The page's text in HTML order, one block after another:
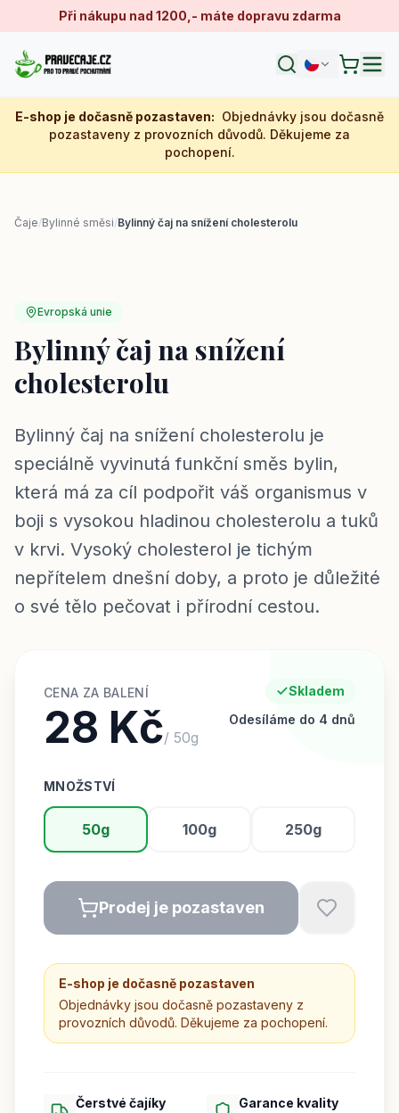
Při nákupu nad 1200,- máte dopravu zdarma
E-shop je dočasně pozastaven: Objednávky jsou dočasně
pozastaveny z provozních důvodů. Děkujeme za
pochopení.
Čaje/Bylinné směsi/Bylinný čaj na snížení cholesterolu
Evropská unie
Bylinný čaj na snížení
cholesterolu
Bylinný čaj na snížení cholesterolu je
speciálně vyvinutá funkční směs bylin,
která má za cíl podpořit váš organismus v
boji s vysokou hladinou cholesterolu a tuků
v krvi. Vysoký cholesterol je tichým
nepřítelem dnešní doby, a proto je důležité
o své tělo pečovat i přírodní cestou.
CENA ZA BALENÍ
28 Kč/ 50g
Skladem
Odesíláme do 4 dnů
MNOŽSTVÍ
50g 100g 250g
Prodej je pozastaven
E-shop je dočasně pozastaven
Objednávky jsou dočasně pozastaveny z
provozních důvodů. Děkujeme za pochopení.
Čerstvé čajíky Garance kvality